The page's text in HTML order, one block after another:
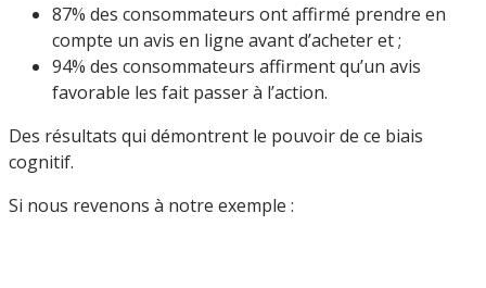
87% des consommateurs ont affirmé prendre en
compte un avis en ligne avant d’acheter et ;
94% des consommateurs affirment qu’un avis
favorable les fait passer à l’action.
Des résultats qui démontrent le pouvoir de ce biais
cognitif.
Si nous revenons à notre exemple :